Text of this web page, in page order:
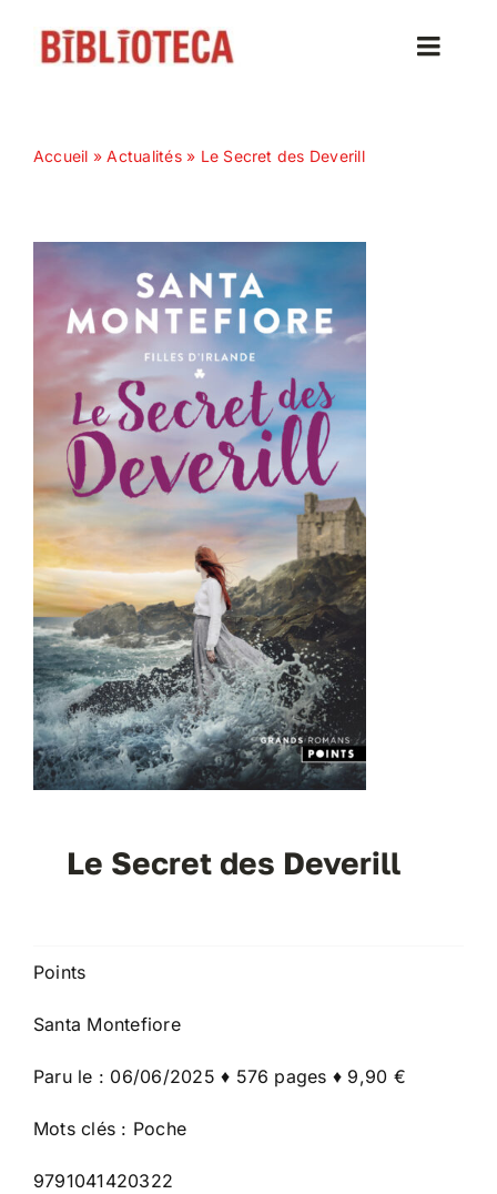
Toggle
Nos magazines
Abonnez-vous
Contact
Accueil »Actualités» Le Secret des Deverill
Le Secret des Deverill
Points
Santa Montefiore
Paru le : 06/06/2025 ♦ 576 pages ♦ 9,90 €
Mots clés : Poche
9791041420322